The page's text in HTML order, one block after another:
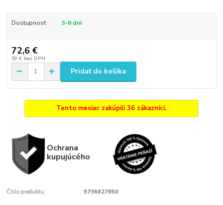
Dostupnosť 3-6 dni
72,6 €
59 € bez DPH
Pridať do košíka
Tento mesiac zakúpili 36 zákazníci.
Ochrana
kupujúcého
Číslo produktu: 9736827850